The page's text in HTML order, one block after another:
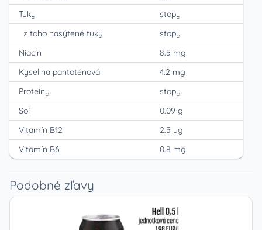
Tuky
stopy
z toho nasýtené tuky
stopy
Niacín
8.5 mg
Kyselina pantoténová
4.2 mg
Proteíny
stopy
Soľ
0.09 g
Vitamín B12
2.5 µg
Vitamín B6
0.8 mg
Podobné zľavy